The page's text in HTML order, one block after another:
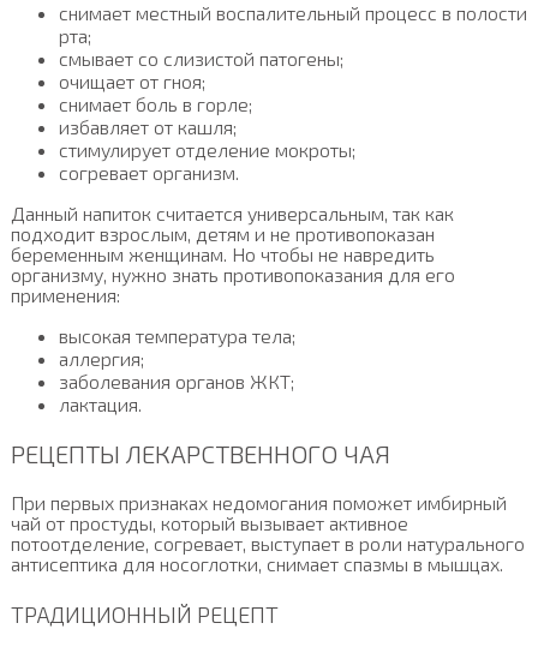
снимает местный воспалительный процесс в полости
рта;
смывает со слизистой патогены;
очищает от гноя;
снимает боль в горле;
избавляет от кашля;
стимулирует отделение мокроты;
согревает организм.
Данный напиток считается универсальным, так как
подходит взрослым, детям и не противопоказан
беременным женщинам. Но чтобы не навредить
организму, нужно знать противопоказания для его
применения:
высокая температура тела;
аллергия;
заболевания органов ЖКТ;
лактация.
РЕЦЕПТЫ ЛЕКАРСТВЕННОГО ЧАЯ
При первых признаках недомогания поможет имбирный
чай от простуды, который вызывает активное
потоотделение, согревает, выступает в роли натурального
антисептика для носоглотки, снимает спазмы в мышцах.
ТРАДИЦИОННЫЙ РЕЦЕПТ